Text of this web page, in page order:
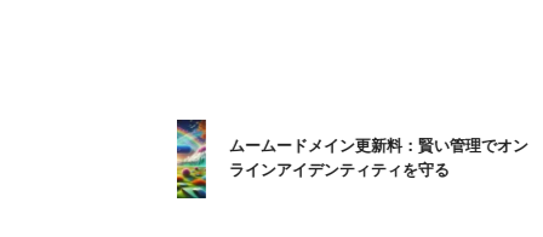
ムームードメイン更新料：賢い管理でオン
ラインアイデンティティを守る